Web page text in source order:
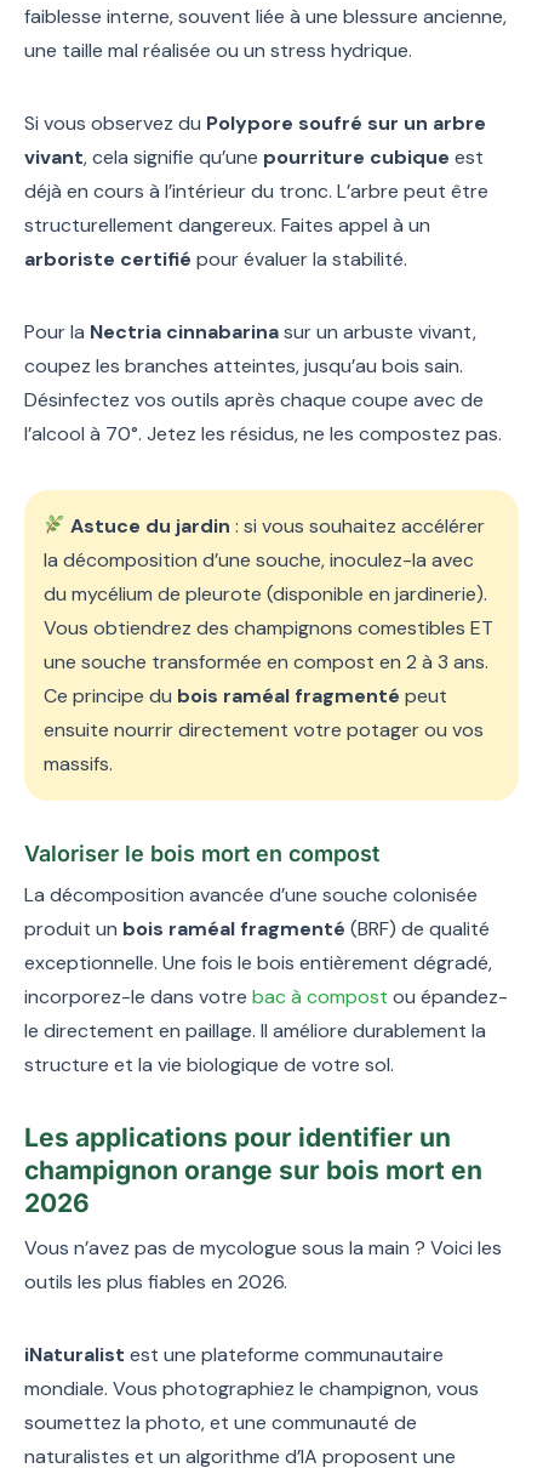
faiblesse interne, souvent liée à une blessure ancienne,
une taille mal réalisée ou un stress hydrique.
Si vous observez du Polypore soufré sur un arbre
vivant, cela signifie qu’une pourriture cubique est
déjà en cours à l’intérieur du tronc. L’arbre peut être
structurellement dangereux. Faites appel à un
arboriste certifié pour évaluer la stabilité.
Pour la Nectria cinnabarinasur un arbuste vivant,
coupez les branches atteintes, jusqu’au bois sain.
Désinfectez vos outils après chaque coupe avec de
l’alcool à 70°. Jetez les résidus, ne les compostez pas.
Astuce du jardin : si vous souhaitez accélérer
la décomposition d’une souche, inoculez-la avec
du mycélium de pleurote (disponible en jardinerie).
Vous obtiendrez des champignons comestibles ET
une souche transformée en compost en 2 à 3 ans.
Ce principe du bois raméal fragmenté peut
ensuite nourrir directement votre potager ou vos
massifs.
Valoriser le bois mort en compost
La décomposition avancée d’une souche colonisée
produit un bois raméal fragmenté (BRF) de qualité
exceptionnelle. Une fois le bois entièrement dégradé,
incorporez-le dans votre bac à compost ou épandez-
le directement en paillage. Il améliore durablement la
structure et la vie biologique de votre sol.
Les applications pour identifier un
champignon orange sur bois mort en
2026
Vous n’avez pas de mycologue sous la main ? Voici les
outils les plus fiables en 2026.
iNaturalist est une plateforme communautaire
mondiale. Vous photographiez le champignon, vous
soumettez la photo, et une communauté de
naturalistes et un algorithme d’IA proposent une